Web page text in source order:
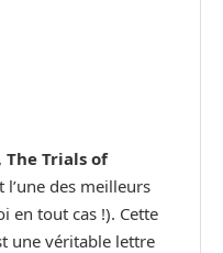
,The Trials of
des meilleurs
en tout cas !). Cette
une véritable lettre